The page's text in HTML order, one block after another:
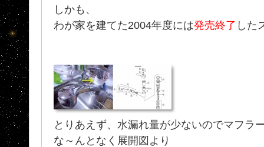
しかも、
わが家を建てた2004年度には発売終了 した
とりあえず、水漏れ量が少ないのでマフラ
な～んとなく展開図より